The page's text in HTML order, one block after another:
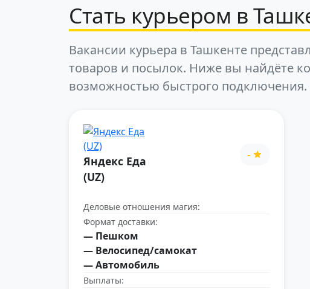
Стать курьером в
Вакансии курьера в Ташкенте
товаров и посылок. Ниже вы найдёте
возможностью быстрого подключения.
Яндекс Еда
(UZ)
-
Деловые отношения магия:
Формат доставки:
— Пешком
— Велосипед/самокат
— Автомобиль
Выплаты: